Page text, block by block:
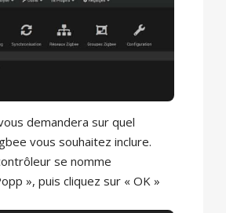
demandera sur quel
vous souhaitez inclure.
se nomme
», puis cliquez sur « OK »